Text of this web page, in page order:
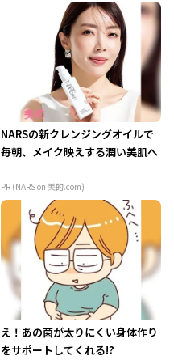
NARSの新クレンジングオイルで
毎朝、メイク映えする潤い美肌へ
PR (NARS on 美的.com)
え！あの菌が太りにくい身体作り
をサポートしてくれる!?